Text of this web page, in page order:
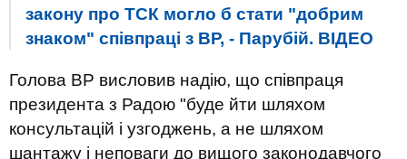
закону про ТСК могло б стати "добрим
знаком" співпраці з ВР, - Парубій. ВIДЕО
Голова ВР висловив надію, що співпраця
президента з Радою "буде йти шляхом
консультацій і узгоджень, а не шляхом
шантажу і неповаги до вищого законодавчого